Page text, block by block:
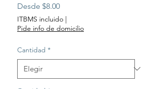
Desde $8.00Precio
de
oferta
ITBMS incluido |
Pide info de domicilio
Cantidad *